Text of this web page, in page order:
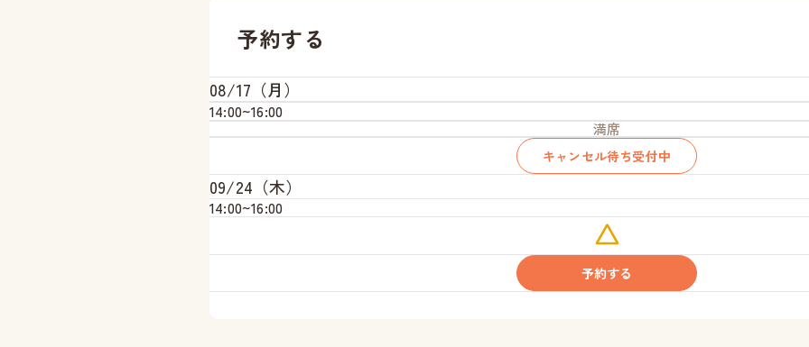
予約する
08/17（月）
14:00~16:00
満席
キャンセル待ち受付中
09/24（木）
14:00~16:00
り
わ
ず
か
予約する